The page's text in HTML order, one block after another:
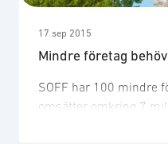
17 sep 2015
Mindre företag
SOFF har 100 mindre
omsätter omkring 7